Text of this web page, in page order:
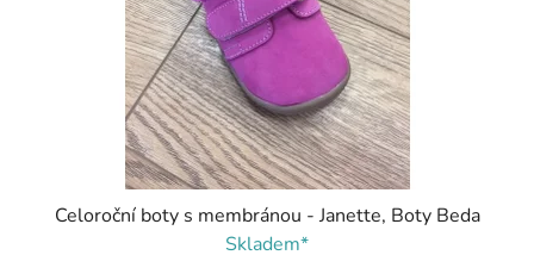
Celoroční boty s membránou - Janette, Boty Beda
Skladem*